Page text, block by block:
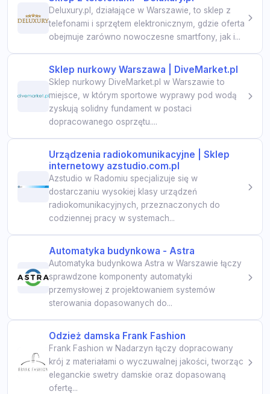
Deluxury.pl, działające w Warszawie, to sklep z
telefonami i sprzętem elektronicznym, gdzie oferta
obejmuje zarówno nowoczesne smartfony, jak i...
Sklep nurkowy Warszawa | DiveMarket.pl
Sklep nurkowy DiveMarket.pl w Warszawie to
miejsce, w którym sportowe wyprawy pod wodą
zyskują solidny fundament w postaci
dopracowanego osprzętu....
Urządzenia radiokomunikacyjne | Sklep
internetowy azstudio.com.pl
Azstudio w Radomiu specjalizuje się w
dostarczaniu wysokiej klasy urządzeń
radiokomunikacyjnych, przeznaczonych do
codziennej pracy w systemach...
Automatyka budynkowa - Astra
Automatyka budynkowa Astra w Warszawie łączy
sprawdzone komponenty automatyki
przemysłowej z projektowaniem systemów
sterowania dopasowanych do...
Odzież damska Frank Fashion
Frank Fashion w Nadarzyn łączy dopracowany
krój z materiałami o wyczuwalnej jakości, tworząc
eleganckie swetry damskie oraz dopasowaną
ofertę...